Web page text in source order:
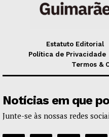
Estatuto Editorial
Política de Privacidade
Termos &
Notícias em que
Junte-se às nossas redes